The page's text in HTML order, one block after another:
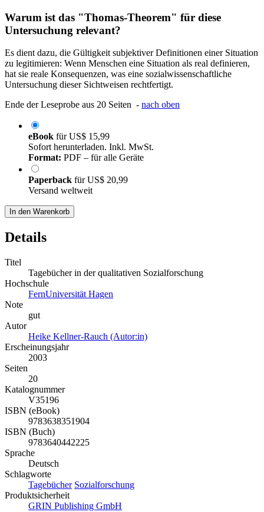
Warum ist das "Thomas-Theorem" für diese
Untersuchung relevant?
Es dient dazu, die Gültigkeit subjektiver Definitionen einer Situation
zu legitimieren: Wenn Menschen eine Situation als real definieren,
hat sie reale Konsequenzen, was eine sozialwissenschaftliche
Untersuchung dieser Sichtweisen rechtfertigt.
Ende der Leseprobe aus 20 Seiten - nach oben
eBook fürUS$ 15,99
Sofort herunterladen. Inkl. MwSt.
Format: PDF – für alle Geräte
Paperback fürUS$ 20,99
Versand weltweit
In den Warenkorb
Details
Titel
Tagebücher in der qualitativen Sozialforschung
Hochschule
FernUniversität Hagen
Note
gut
Autor
Heike Kellner-Rauch (Autor:in)
Erscheinungsjahr
2003
Seiten
20
Katalognummer
V35196
ISBN (eBook)
9783638351904
ISBN (Buch)
9783640442225
Sprache
Deutsch
Schlagworte
Tagebücher Sozialforschung
Produktsicherheit
GRIN Publishing GmbH